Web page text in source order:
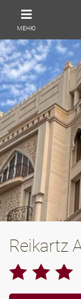
МЕНЮ
Reikartz